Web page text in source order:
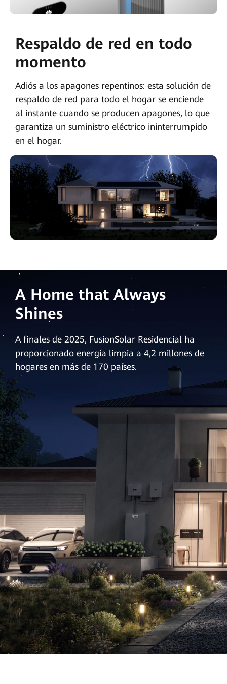
Respaldo de red en todo
momento
Adiós a los apagones repentinos: esta solución de
respaldo de red para todo el hogar se enciende
al instante cuando se producen apagones, lo que
garantiza un suministro eléctrico ininterrumpido
en el hogar.
A Home that Always
Shines
A finales de 2025, FusionSolar Residencial ha
proporcionado energía limpia a 4,2 millones de
hogares en más de 170 países.